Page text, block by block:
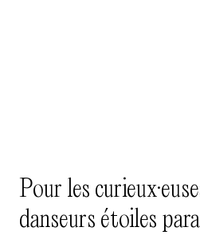
Pour les
danseurs étoiles